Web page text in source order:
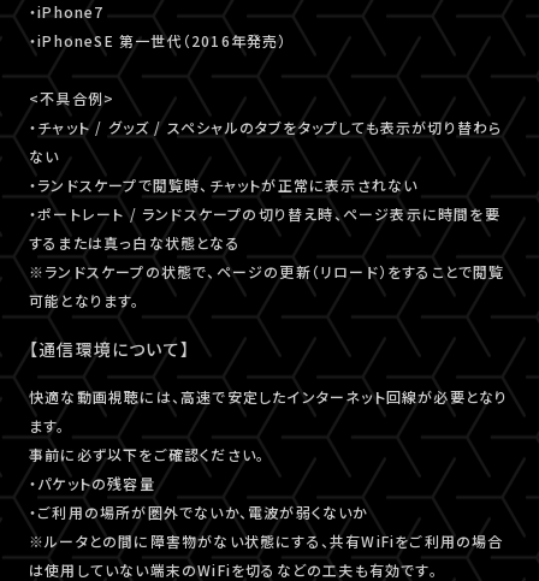
・iPhone7
・iPhoneSE 第一世代（2016年発売）
<不具合例>
・チャット / グッズ / スペシャルのタブをタップしても表示が切り替わら
ない
・ランドスケープで閲覧時、チャットが正常に表示されない
・ポートレート / ランドスケープの切り替え時、ページ表示に時間を要
するまたは真っ白な状態となる
※ランドスケープの状態で、ページの更新（リロード）をすることで閲覧
可能となります。
【通信環境について】
快適な動画視聴には、高速で安定したインターネット回線が必要となり
ます。
事前に必ず以下をご確認ください。
・パケットの残容量
・ご利用の場所が圏外でないか、電波が弱くないか
※ルータとの間に障害物がない状態にする、共有WiFiをご利用の場合
は使用していない端末のWiFiを切るなどの工夫も有効です。